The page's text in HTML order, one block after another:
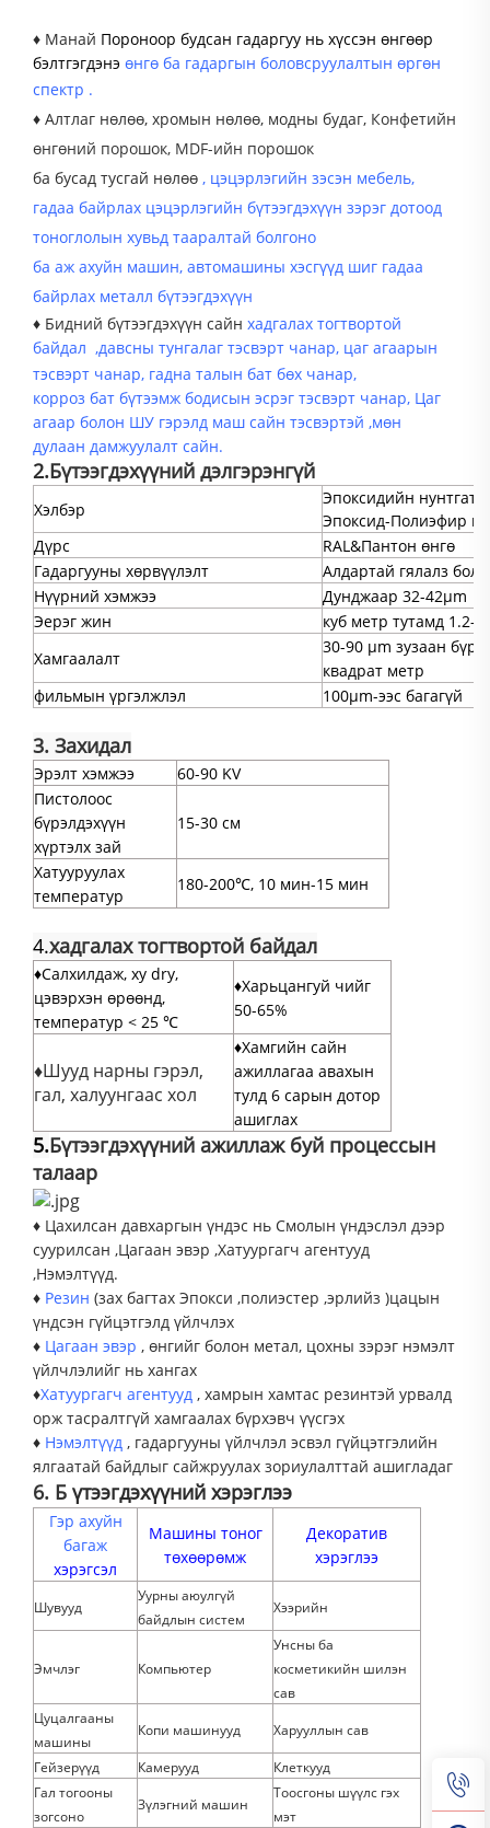
♦ Манай Пороноор будсан гадаргуу нь хүссэн өнгөөр
бэлтгэгдэнэ өнгө ба гадаргын боловсруулалтын өргөн
спектр .
♦ Алтлаг нөлөө, хромын нөлөө, модны будаг, Конфетийн
өнгөний порошок, MDF-ийн порошок
ба бусад тусгай нөлөө , цэцэрлэгийн зэсэн мебель,
гадаа байрлах цэцэрлэгийн бүтээгдэхүүн зэрэг дотоод
тоноглолын хувьд тааралтай болгоно
ба аж ахуйн машин, автомашины хэсгүүд шиг гадаа
байрлах металл бүтээгдэхүүн
♦ Бидний бүтээгдэхүүн сайн хадгалах тогтвортой
байдал ,давсны тунгалаг тэсвэрт чанар, цаг агаарын
тэсвэрт чанар, гадна талын бат бөх чанар,
корроз бат бүтээмж бодисын эсрэг тэсвэрт чанар, Цаг
агаар болон ШУ гэрэлд маш сайн тэсвэртэй ,мөн
дулаан дамжуулалт сайн.
2.Бүтээгдэхүүний дэлгэрэнгүй
Хэлбэр
Эпоксидийн нунтгат
Эпоксид-Полиэфир
Дүрс
RAL&Пантон өнгө
Гадаргууны хөрвүүлэлт
Алдартай гялалз
Нүүрний хэмжээ
Дунджаар 32-42μm
Эерэг жин
куб метр тутамд 1.2-
Хамгаалалт
30-90 μm зузаан
квадрат метр
фильмын үргэлжлэл
100μm-ээс багагүй
3. Захидал
Эрэлт хэмжээ
60-90 KV
Пистолоос
бүрэлдэхүүн
хүртэлх зай
15-30 см
Хатууруулах
температур
180-200℃, 10 мин-15 мин
4.хадгалах тогтвортой байдал
♦Салхилдаж, ху dry,
цэвэрхэн өрөөнд,
температур < 25 ℃
♦Харьцангуй чийг
50-65%
♦Шууд нарны гэрэл,
гал, халуунгаас хол
♦Хамгийн сайн
ажиллагаа авахын
тулд 6 сарын дотор
ашиглах
5.Бүтээгдэхүүний ажиллаж буй процессын
талаар
♦ Цахилсан давхаргын үндэс нь Смолын үндэслэл дээр
суурилсан ,Цагаан эвэр ,Хатуургагч агентууд
,Нэмэлтүүд.
♦ Резин (зах багтах Эпокси ,полиэстер ,эрлийз )цацын
үндсэн гүйцэтгэлд үйлчлэх
♦ Цагаан эвэр , өнгийг болон метал, цохны зэрэг нэмэлт
үйлчлэлийг нь хангах
♦Хатуургагч агентууд , хамрын хамтас резинтэй урвалд
орж тасралтгүй хамгаалах бүрхэвч үүсгэх
♦ Нэмэлтүүд , гадаргууны үйлчлэл эсвэл гүйцэтгэлийн
ялгаатай байдлыг сайжруулах зориулалттай ашигладаг
6. Б үтээгдэхүүний хэрэглээ
Гэр ахуйн
багаж
хэрэгсэл
Машины тоног
төхөөрөмж
Декоратив
хэрэглээ
Шувууд
Уурны аюулгүй
байдлын систем
Хээрийн
Эмчлэг Компьютер
Унсны ба
косметикийн шилэн
сав
Цуцалгааны
машины
Копи машинууд
Харууллын сав
Гейзерүүд
Камерууд
Клеткууд
Гал тогооны
зогсоно
Зүлэгний машин
Тоосгоны шүүлс гэх
мэт